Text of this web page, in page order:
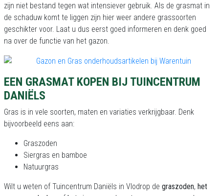
zijn niet bestand tegen wat intensiever gebruik. Als de grasmat in
de schaduw komt te liggen zijn hier weer andere grassoorten
geschikter voor. Laat u dus eerst goed informeren en denk goed
na over de functie van het gazon.
EEN GRASMAT KOPEN BIJ TUINCENTRUM
DANIËLS
Gras is in vele soorten, maten en variaties verkrijgbaar. Denk
bijvoorbeeld eens aan:
Graszoden
Siergras en bamboe
Natuurgras
Wilt u weten of Tuincentrum Daniëls in Vlodrop de graszoden, het